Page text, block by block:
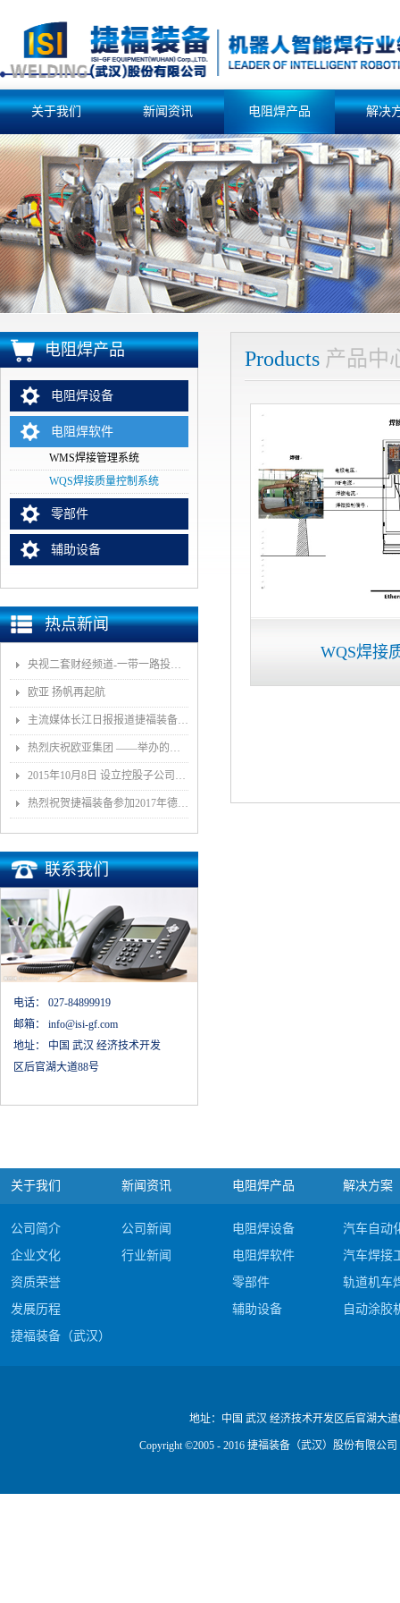
关于我们 新闻资讯 电阻焊产品 解决
电阻焊产品
电阻焊设备
电阻焊软件
WMS焊接管理系统
WQS焊接质量控制系统
零部件
辅助设备
热点新闻
央视二套财经频道-一带一路投资指南报道我司董事长和捷福装备（武汉）股份有限公司
欧亚 扬帆再起航
主流媒体长江日报报道捷福装备（武汉）有限公司上央视2套财经栏目“一带一路栏目”
热烈庆祝欧亚集团 ——举办的《汽车白车身智能制造技术论坛》顺利召开
2015年10月8日 设立控股子公司武汉捷福鹰汽车装备有限公司决议公告
热烈祝贺捷福装备参加2017年德国埃森展取得圆满成功
联系我们
电话： 027-84899919
邮箱： info@isi-gf.com
地址： 中国 武汉 经济技术开发
区后官湖大道88号
Products 产品中
WQS焊接
关于我们
公司简介
企业文化
资质荣誉
发展历程
捷福装备（武汉）股份有限公司电阻焊产品#c
新闻资讯
公司新闻
行业新闻
电阻焊产品
电阻焊设备
电阻焊软件
零部件
辅助设备
解决方案
汽车自动
汽车焊接
轨道机车
自动涂胶
Copyright ©2005 - 2016 捷福装备（武汉）股份有限公司
地址： 中国 武汉 经济技术开发区后官湖大